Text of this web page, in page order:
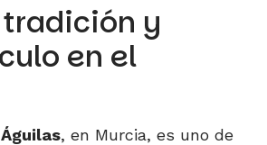
y
en el
, en Murcia, es uno de